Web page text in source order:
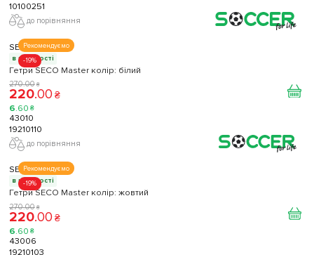
10100251
до порівняння
Рекомендуємо
-19%
SECO
в наявності
Гетри SECO Master колір: білий
270.00 ₴
220.00 ₴
6.60 ₴
43010
19210110
до порівняння
Рекомендуємо
-19%
SECO
в наявності
Гетри SECO Master колір: жовтий
270.00 ₴
220.00 ₴
6.60 ₴
43006
19210103